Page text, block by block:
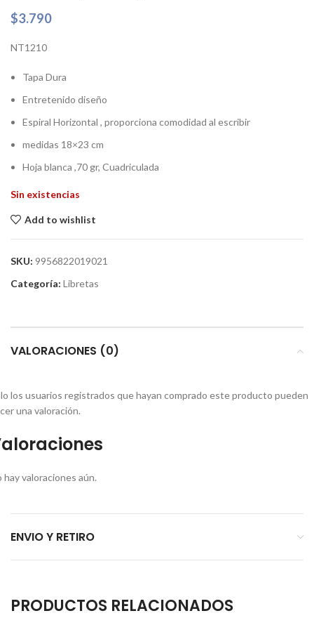
$3.790
NT1210
Tapa Dura
Entretenido diseño
Espiral Horizontal , proporciona comodidad al escribir
medidas 18×23 cm
Hoja blanca ,70 gr, Cuadriculada
Sin existencias
Add to wishlist
SKU: 9956822019021
Categoría: Libretas
VALORACIONES (0)
hay valoraciones aún.
los usuarios registrados que hayan comprado este producto pueden
una valoración.
ENVIO Y RETIRO
PRODUCTOS RELACIONADOS